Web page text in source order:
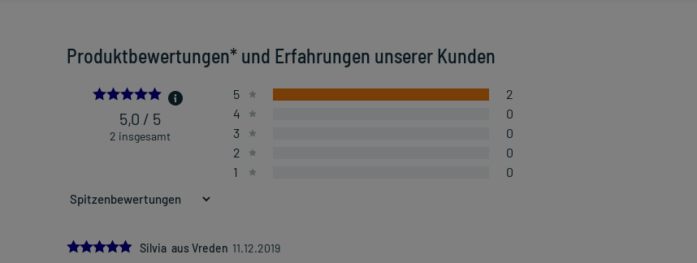
Produktbewertungen* und Erfahrungen unserer Kunden
5.0
5,0 / 5
2 insgesamt
5
2
4
0
3
0
2
0
1
0
5.0
Silvia aus Vreden 11.12.2019